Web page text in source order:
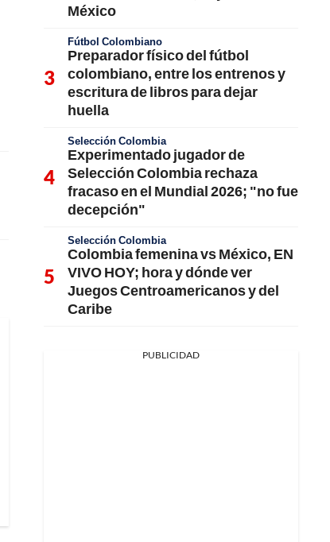
México
Fútbol Colombiano
Preparador físico del fútbol
colombiano, entre los entrenos y
escritura de libros para dejar
huella
Selección Colombia
Experimentado jugador de
Selección Colombia rechaza
fracaso en el Mundial 2026; "no fue
decepción"
Selección Colombia
Colombia femenina vs México, EN
VIVO HOY; hora y dónde ver
Juegos Centroamericanos y del
Caribe
PUBLICIDAD